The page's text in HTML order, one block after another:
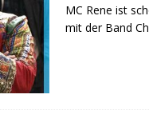
MC Rene ist
mit der Band